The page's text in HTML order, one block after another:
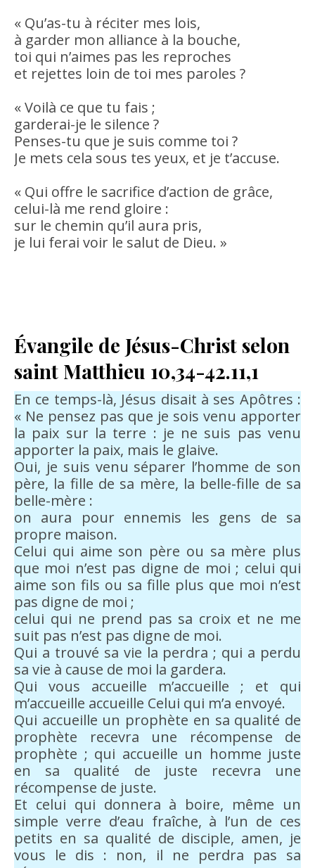
« Qu’as-tu à réciter mes lois,
à garder mon alliance à la bouche,
toi qui n’aimes pas les reproches
et rejettes loin de toi mes paroles ?
« Voilà ce que tu fais ;
garderai-je le silence ?
Penses-tu que je suis comme toi ?
Je mets cela sous tes yeux, et je t’accuse.
« Qui offre le sacrifice d’action de grâce,
celui-là me rend gloire :
sur le chemin qu’il aura pris,
je lui ferai voir le salut de Dieu. »
Évangile de Jésus-Christ selon
saint Matthieu 10,34-42.11,1
En ce temps-là, Jésus disait à ses Apôtres :
« Ne pensez pas que je sois venu apporter
la paix sur la terre : je ne suis pas venu
apporter la paix, mais le glaive.
Oui, je suis venu séparer l’homme de son
père, la fille de sa mère, la belle-fille de sa
belle-mère :
on aura pour ennemis les gens de sa
propre maison.
Celui qui aime son père ou sa mère plus
que moi n’est pas digne de moi ; celui qui
aime son fils ou sa fille plus que moi n’est
pas digne de moi ;
celui qui ne prend pas sa croix et ne me
suit pas n’est pas digne de moi.
Qui a trouvé sa vie la perdra ; qui a perdu
sa vie à cause de moi la gardera.
Qui vous accueille m’accueille ; et qui
m’accueille accueille Celui qui m’a envoyé.
Qui accueille un prophète en sa qualité de
prophète recevra une récompense de
prophète ; qui accueille un homme juste
en sa qualité de juste recevra une
récompense de juste.
Et celui qui donnera à boire, même un
simple verre d’eau fraîche, à l’un de ces
petits en sa qualité de disciple, amen, je
vous le dis : non, il ne perdra pas sa